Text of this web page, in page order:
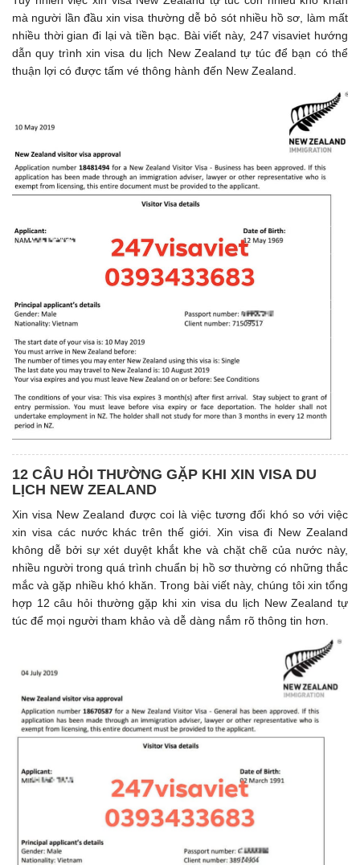
mà người lần đầu xin visa thường dễ bỏ sót nhiều hồ sơ, làm mất
nhiều thời gian đi lại và tiền bạc. Bài viết này, 247 visaviet hướng
dẫn quy trình xin visa du lịch New Zealand tự túc để bạn có thể
thuận lợi có được tấm vé thông hành đến New Zealand.
12 CÂU HỎI THƯỜNG GẶP KHI XIN VISA DU
LỊCH NEW ZEALAND
Xin visa New Zealand được coi là việc tương đối khó so với việc
xin visa các nước khác trên thế giới. Xin visa đi New Zealand
không dễ bởi sự xét duyệt khắt khe và chặt chẽ của nước này,
nhiều người trong quá trình chuẩn bị hồ sơ thường có những thắc
mắc và gặp nhiều khó khăn. Trong bài viết này, chúng tôi xin tổng
hợp 12 câu hỏi thường gặp khi xin visa du lịch New Zealand tự
túc để mọi người tham khảo và dễ dàng nắm rõ thông tin hơn.